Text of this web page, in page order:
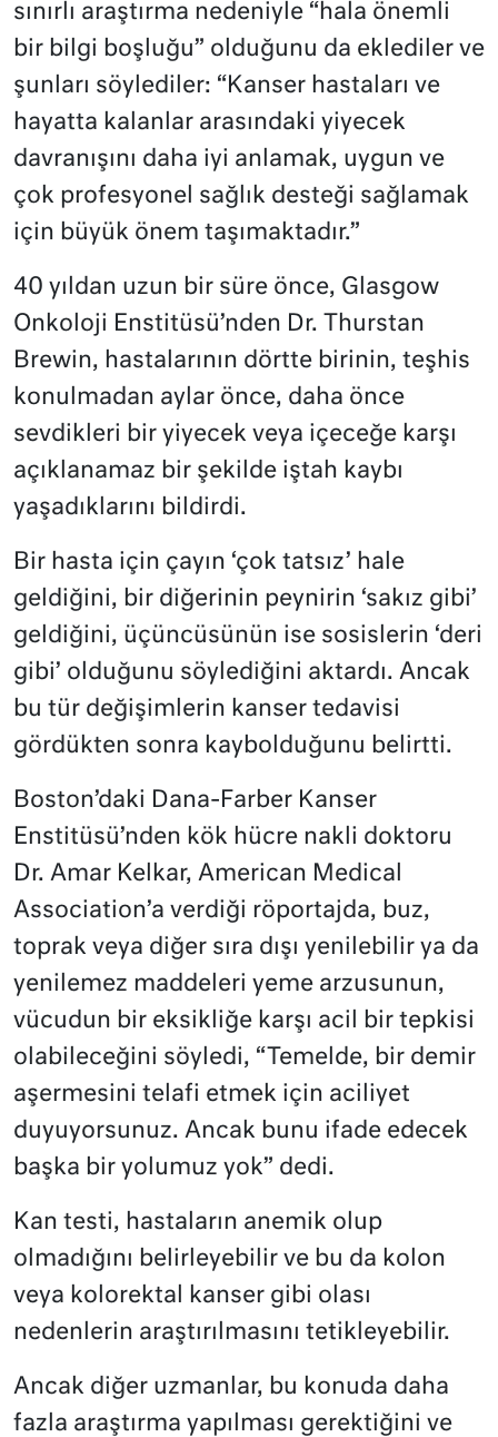
sınırlı araştırma nedeniyle “hala önemli
bir bilgi boşluğu” olduğunu da eklediler ve
şunları söylediler: “Kanser hastaları ve
hayatta kalanlar arasındaki yiyecek
davranışını daha iyi anlamak, uygun ve
çok profesyonel sağlık desteği sağlamak
için büyük önem taşımaktadır.”
40 yıldan uzun bir süre önce, Glasgow
Onkoloji Enstitüsü’nden Dr. Thurstan
Brewin, hastalarının dörtte birinin, teşhis
konulmadan aylar önce, daha önce
sevdikleri bir yiyecek veya içeceğe karşı
açıklanamaz bir şekilde iştah kaybı
yaşadıklarını bildirdi.
Bir hasta için çayın ‘çok tatsız’ hale
geldiğini, bir diğerinin peynirin ‘sakız gibi’
geldiğini, üçüncüsünün ise sosislerin ‘deri
gibi’ olduğunu söylediğini aktardı. Ancak
bu tür değişimlerin kanser tedavisi
gördükten sonra kaybolduğunu belirtti.
Boston’daki Dana-Farber Kanser
Enstitüsü’nden kök hücre nakli doktoru
Dr. Amar Kelkar, American Medical
Association’a verdiği röportajda, buz,
toprak veya diğer sıra dışı yenilebilir ya da
yenilemez maddeleri yeme arzusunun,
vücudun bir eksikliğe karşı acil bir tepkisi
olabileceğini söyledi, “Temelde, bir demir
aşermesini telafi etmek için aciliyet
duyuyorsunuz. Ancak bunu ifade edecek
başka bir yolumuz yok” dedi.
Kan testi, hastaların anemik olup
olmadığını belirleyebilir ve bu da kolon
veya kolorektal kanser gibi olası
nedenlerin araştırılmasını tetikleyebilir.
Ancak diğer uzmanlar, bu konuda daha
fazla araştırma yapılması gerektiğini ve